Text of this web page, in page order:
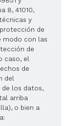
8, 41010,
y
de
modo con las
de
caso, el
de
del
los datos,
arriba
o bien a